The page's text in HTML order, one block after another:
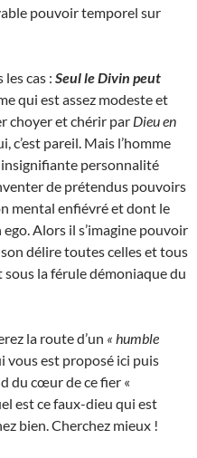
pouvoir temporel sur
cas : Seul le Divin peut
qui est assez modeste et
choyer et chérir par Dieu en
pareil. Mais l’homme
personnalité
de prétendus pouvoirs
mental enfiévré et dont le
Alors il s’imagine pouvoir
délire toutes celles et tous
la férule démoniaque du
la route d’un « humble
vous est proposé ici puis
du cœur de ce fier «
est ce faux-dieu qui est
bien. Cherchez mieux !